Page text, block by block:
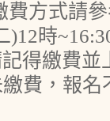
方式請
)12時
得繳費並
費，報名